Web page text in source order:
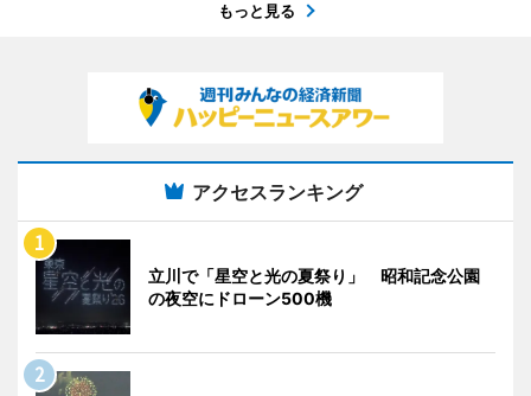
もっと見る
アクセスランキング
立川で「星空と光の夏祭り」 昭和記念公園
の夜空にドローン500機